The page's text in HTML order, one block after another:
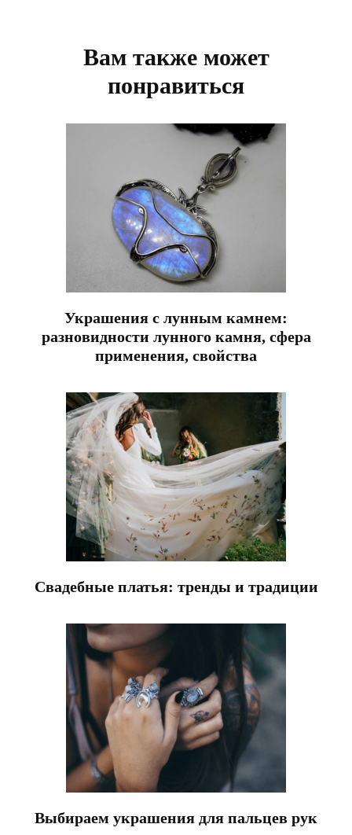
Вам также может
понравиться
Украшения с лунным камнем:
разновидности лунного камня, сфера
применения, свойства
Свадебные платья: тренды и традиции
Выбираем украшения для пальцев рук